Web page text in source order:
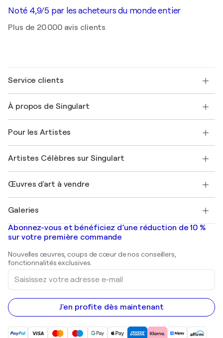
Noté 4,9/5 par les acheteurs du monde entier
Plus de 20 000 avis clients
Service clients
Expédition
Offrir une carte cadeau
Rejoignez notre programme commercial
Mon compte
+33 1 76 44 06 42
À propos de Singulart
FAQ
Magazine Singulart
Emplois
Découvrez une sélection d'art original
Pour les Artistes
Se connecter en tant qu'Artiste
Artistes Célèbres sur Singulart
Marc Chagall
Banksy
Mr. Brainwash
Shepard Fairey
Œuvres d'art à vendre
Tableaux abstraits à vendre
Peintures de paysage
Estampes
Peintures acryliques
Galeries
Galeries d'art en France
Galeries d'art en Belgique
Abonnez-vous et bénéficiez d’une réduction de 10 %
sur votre première commande
Nouvelles œuvres, coups de cœur de nos conseillers,
fonctionnalités exclusives.
Saisissez
votre
adresse
e-
mail
J'en profite dès maintenant